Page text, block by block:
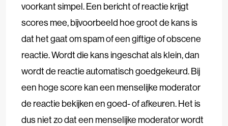
voorkant simpel. Een bericht of reactie krijgt
scores mee, bijvoorbeeld hoe groot de kans is
dat het gaat om spam of een giftige of obscene
reactie. Wordt die kans ingeschat als klein, dan
wordt de reactie automatisch goedgekeurd. Bij
een hoge score kan een menselijke moderator
de reactie bekijken en goed- of afkeuren. Het is
dus niet zo dat een menselijke moderator wordt